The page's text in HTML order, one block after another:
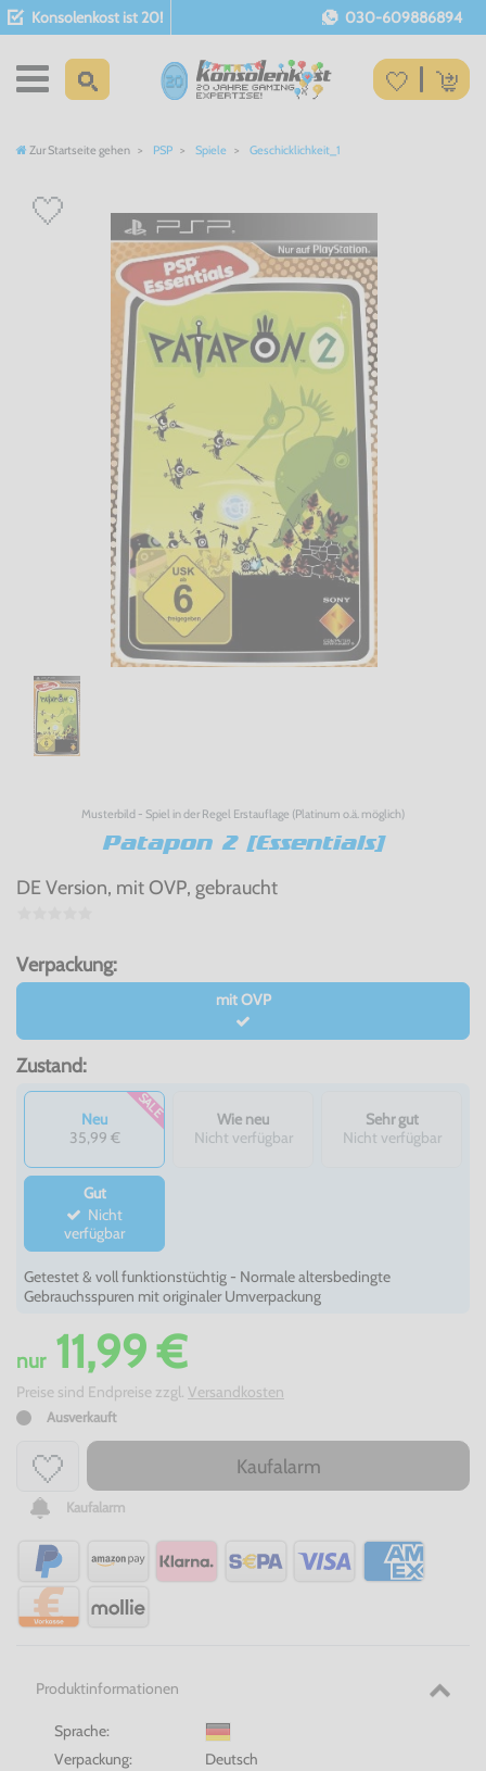
Konsolenkost ist 20! 030-609886894
Zur Startseite gehen PSP Spiele Geschicklichkeit_1
Musterbild - Spiel in der Regel Erstauflage (Platinum o.ä. möglich)
Patapon 2 [Essentials]
DE Version, mit OVP, gebraucht
Verpackung:
mit OVP
Zustand:
Neu
35,99 €
SALE
Wie neu
Nicht verfügbar
Sehr gut
Nicht verfügbar
Gut
verfügbar
Getestet & voll funktionstüchtig - Normale altersbedingte
Gebrauchsspuren mit originaler Umverpackung
nur11,99 €
Preise sind Endpreise zzgl. Versandkosten
Ausverkauft
Kaufalarm
Kaufalarm
Produktinformationen
Sprache:
Verpackung:
Deutsch